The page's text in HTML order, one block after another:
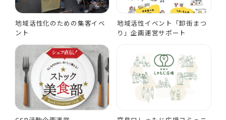
地域活性化のための集客イベ
ント
地域活性イベント「卸街まつ
り」企画運営サポート